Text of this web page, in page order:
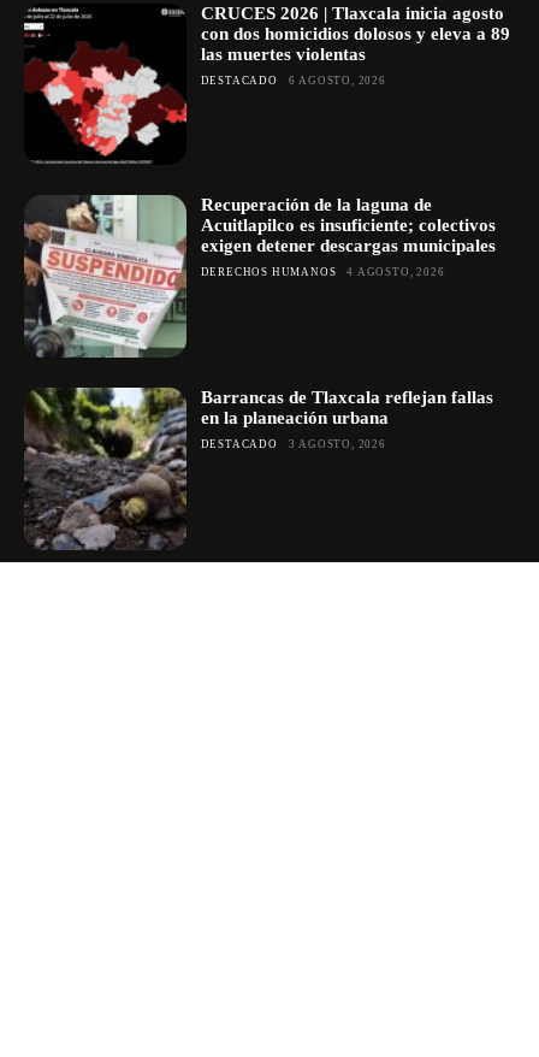
CRUCES 2026 | Tlaxcala inicia agosto
con dos homicidios dolosos y eleva a 89
las muertes violentas
DESTACADO 6 AGOSTO, 2026
Recuperación de la laguna de
Acuitlapilco es insuficiente; colectivos
exigen detener descargas municipales
DERECHOS HUMANOS 4 AGOSTO, 2026
Barrancas de Tlaxcala reflejan fallas
en la planeación urbana
DESTACADO 3 AGOSTO, 2026